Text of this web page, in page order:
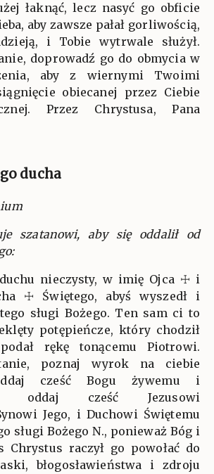
łaknąć, lecz nasyć go obficie
aby zawsze pałał gorliwością,
i Tobie wytrwale służył.
doprowadź go do obmycia w
aby z wiernymi Twoimi
obiecanej przez Ciebie
Przez Chrystusa, Pana
ducha
szatanowi, aby się oddalił od
nieczysty, w imię Ojca ☩ i
☩ Świętego, abyś wyszedł i
sługi Bożego. Ten sam ci to
potępieńcze, który chodził
rękę tonącemu Piotrowi.
poznaj wyrok na ciebie
cześć Bogu żywemu i
oddaj cześć Jezusowi
Jego, i Duchowi Świętemu
sługi Bożego N., ponieważ Bóg i
Chrystus raczył go powołać do
błogosławieństwa i zdroju